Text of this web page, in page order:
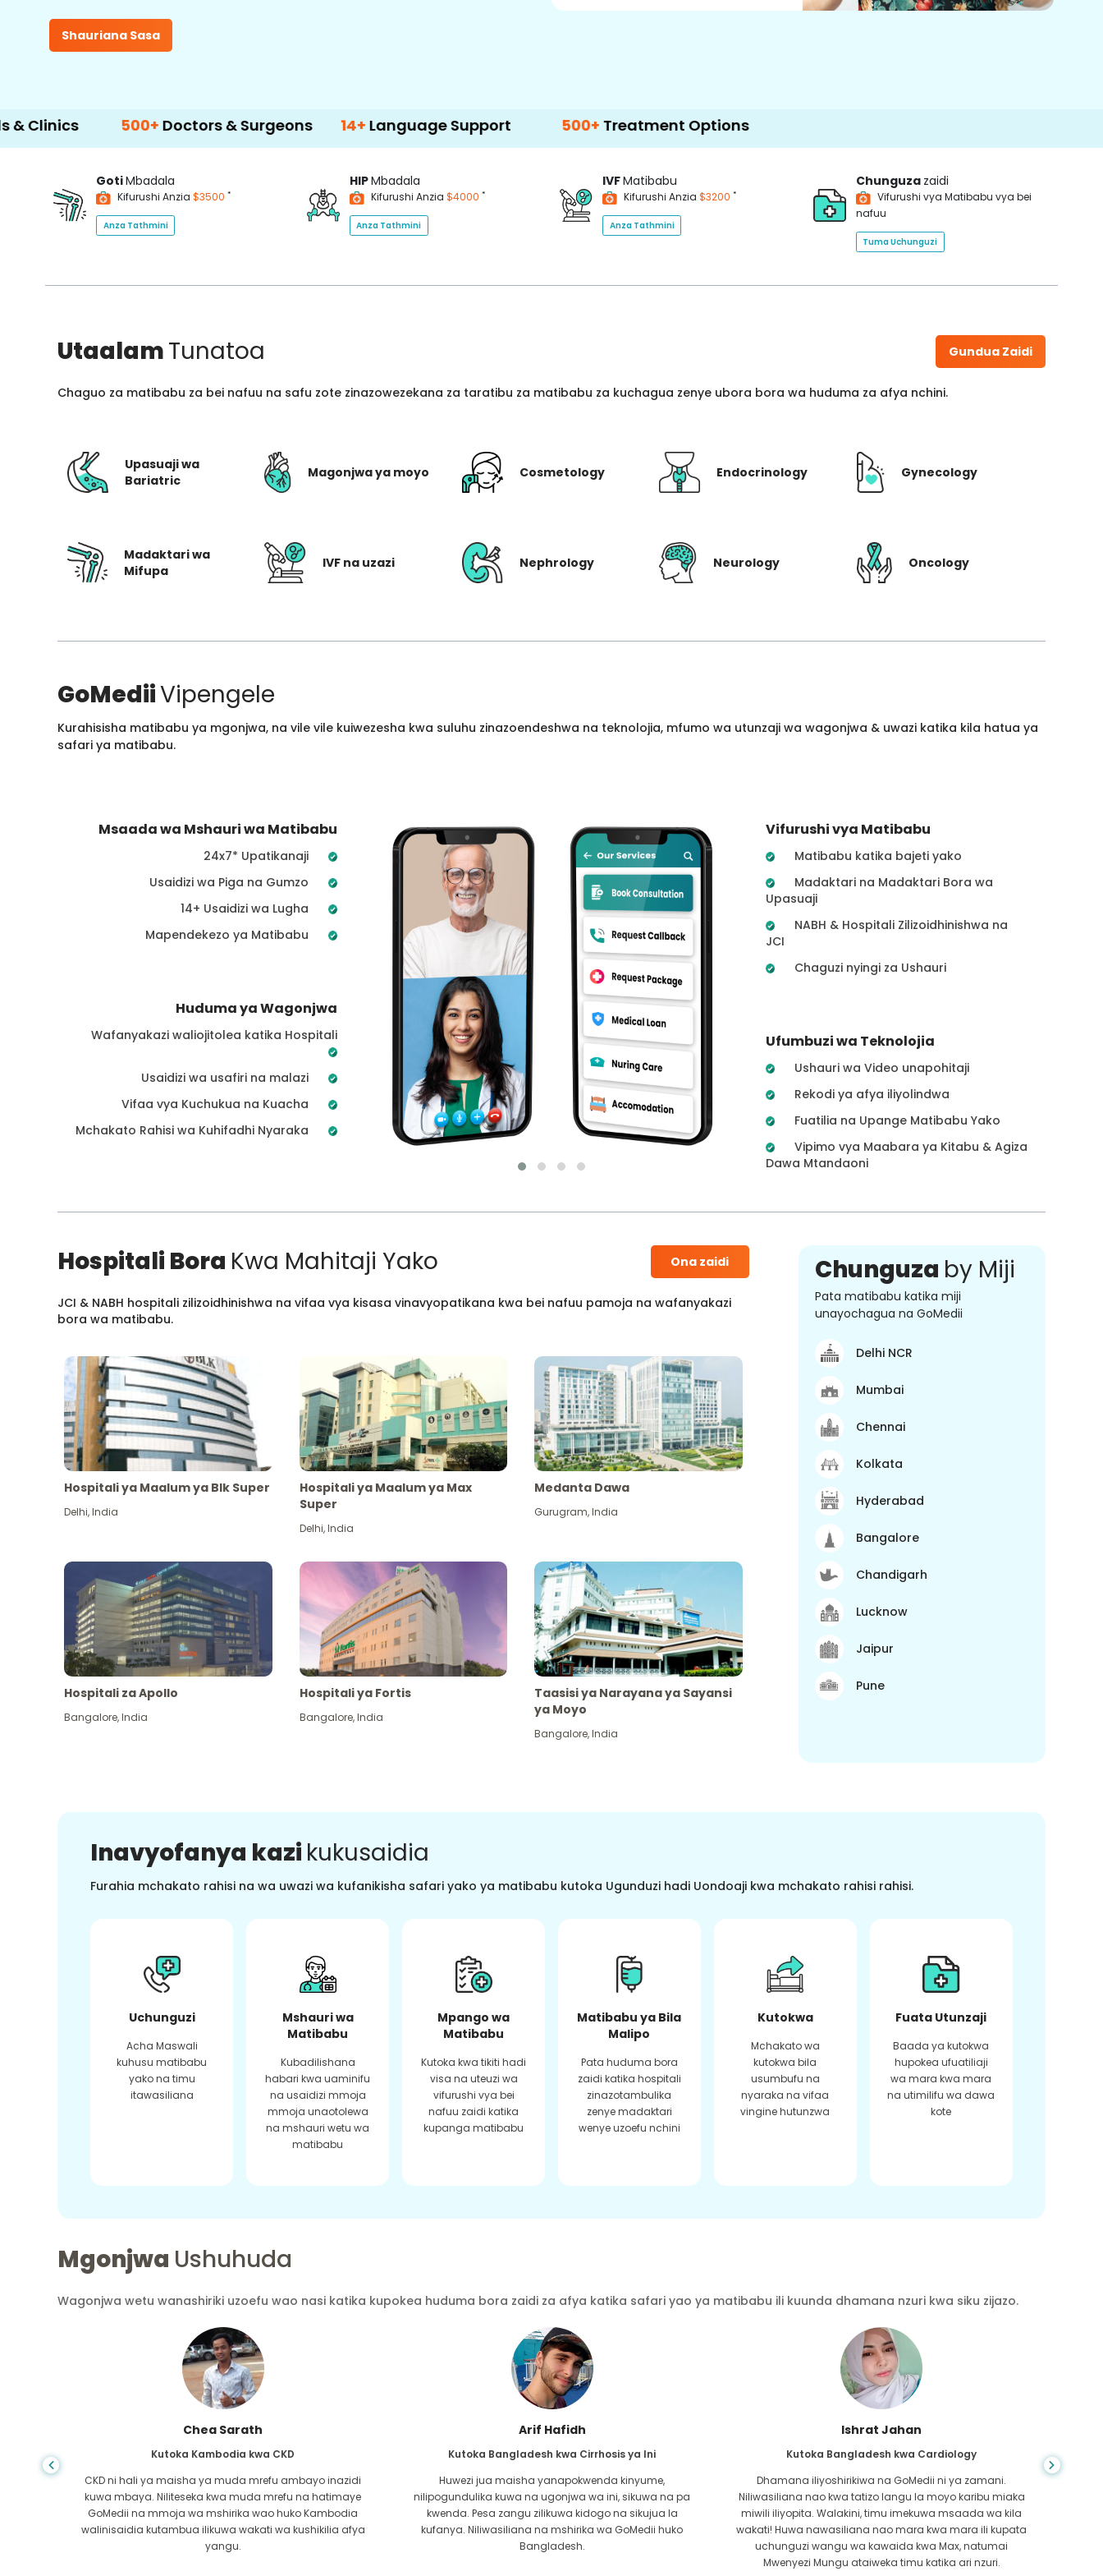
Shauriana Sasa
500+ Doctors & Surgeons 14+Language Support 500+ Treatment Options
GotiMbadala
Kifurushi Anzia $3500 *
Anza Tathmini
HIPMbadala
Kifurushi Anzia $4000 *
Anza Tathmini
IVFMatibabu
Kifurushi Anzia $3200 *
Anza Tathmini
Chunguza zaidi
Vifurushi vya Matibabu vya bei
nafuu
Tuma Uchunguzi
UtaalamTunatoa Gundua Zaidi
Chaguo za matibabu za bei nafuu na safu zote zinazowezekana za taratibu za matibabu za kuchagua zenye ubora bora wa huduma za afya nchini.
Upasuaji wa
Bariatric
Magonjwa ya moyo Cosmetology Endocrinology Gynecology
Madaktari wa
Mifupa
IVF na uzazi Nephrology Neurology Oncology
GoMediiVipengele
Kurahisisha matibabu ya mgonjwa, na vile vile kuiwezesha kwa suluhu zinazoendeshwa na teknolojia, mfumo wa utunzaji wa wagonjwa & uwazi katika kila hatua ya
safari ya matibabu.
Msaada wa Mshauri wa Matibabu
24x7* Upatikanaji
Usaidizi wa Piga na Gumzo
14+ Usaidizi wa Lugha
Mapendekezo ya Matibabu
Huduma ya Wagonjwa
Wafanyakazi waliojitolea katika Hospitali
Usaidizi wa usafiri na malazi
Vifaa vya Kuchukua na Kuacha
Mchakato Rahisi wa Kuhifadhi Nyaraka
Vifurushi vya Matibabu
Matibabu katika bajeti yako
Madaktari na Madaktari Bora wa
Upasuaji
NABH & Hospitali Zilizoidhinishwa na
JCI
Chaguzi nyingi za Ushauri
Ufumbuzi wa Teknolojia
Ushauri wa Video unapohitaji
Rekodi ya afya iliyolindwa
Fuatilia na Upange Matibabu Yako
Vipimo vya Maabara ya Kitabu & Agiza
Dawa Mtandaoni
Hospitali Bora Kwa Mahitaji Yako Ona zaidi
JCI & NABH hospitali zilizoidhinishwa na vifaa vya kisasa vinavyopatikana kwa bei nafuu pamoja na wafanyakazi
bora wa matibabu.
Hospitali ya Maalum ya Blk Super
Delhi,India
Hospitali ya Maalum ya Max
Super
Delhi,India
Medanta Dawa
Gurugram,India
Hospitali za Apollo
Bangalore,India
Hospitali ya Fortis
Bangalore,India
Taasisi ya Narayana ya Sayansi
ya Moyo
Bangalore,India
Chunguza by Miji
Pata matibabu katika miji
unayochagua na GoMedii
Delhi NCR
Mumbai
Chennai
Kolkata
Hyderabad
Bangalore
Chandigarh
Lucknow
Jaipur
Pune
Inavyofanya kazi kukusaidia
Furahia mchakato rahisi na wa uwazi wa kufanikisha safari yako ya matibabu kutoka Ugunduzi hadi Uondoaji kwa mchakato rahisi rahisi.
Uchunguzi
Acha Maswali
kuhusu matibabu
yako na timu
itawasiliana
Mshauri wa
Matibabu
Kubadilishana
habari kwa uaminifu
na usaidizi mmoja
mmoja unaotolewa
na mshauri wetu wa
matibabu
Mpango wa
Matibabu
Kutoka kwa tikiti hadi
visa na uteuzi wa
vifurushi vya bei
nafuu zaidi katika
kupanga matibabu
Matibabu ya Bila
Malipo
Pata huduma bora
zaidi katika hospitali
zinazotambulika
zenye madaktari
wenye uzoefu nchini
Kutokwa
Mchakato wa
kutokwa bila
usumbufu na
nyaraka na vifaa
vingine hutunzwa
Fuata Utunzaji
Baada ya kutokwa
hupokea ufuatiliaji
wa mara kwa mara
na utimilifu wa dawa
kote
Mgonjwa Ushuhuda
Wagonjwa wetu wanashiriki uzoefu wao nasi katika kupokea huduma bora zaidi za afya katika safari yao ya matibabu ili kuunda dhamana nzuri kwa siku zijazo.
ambayo inazidi
mrefu na hatimaye
huko Kambodia
wa kushikilia afya
Kutoka Bangladesh kwa Cirrhosis ya Ini
Huwezi jua maisha yanapokwenda kinyume,
nilipogundulika kuwa na ugonjwa wa ini, sikuwa na pa
kwenda. Pesa zangu zilikuwa kidogo na sikujua la
kufanya. Niliwasiliana na mshirika wa GoMedii huko
Kutoka Bangladesh kwa Cardiology
Dhamana iliyoshirikiwa na GoMedii ni ya zamani.
Niliwasiliana nao kwa tatizo langu la moyo karibu miaka
miwili iliyopita. Walakini, timu imekuwa msaada wa kila
wakati! Huwa nawasiliana nao mara kwa mara ili kupata
uchunguzi wangu wa kawaida kwa Max, natumai
Ahmad Hasan
Kutoka Oman kwa Saratani ya Mapafu
Nilipokuwa nikichunguza mtandaoni, nilipata GoMedii.
Ilikuwa ngumu na nilihitaji jibu la haraka zaidi. Timu ya
GoMedii haikuonyesha tu wakati wote wa siku, walikuwa
haraka katika kufunga hati yangu.